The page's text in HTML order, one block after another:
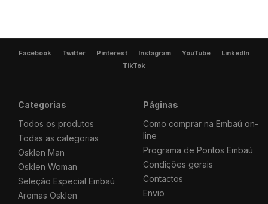
Facebook Twitter Pinterest Instagram YouTube
LinkedIn
TikTok
Categorias
Todos os produtos
Todas as categorias
Osklen Man
Osklen Woman
Seleção Especial Embaú
Aromas Osklen
Páginas
Como comprar na Embaú on-
line
Programa de Pontos Embaú
Condições gerais
Contactos
Envio